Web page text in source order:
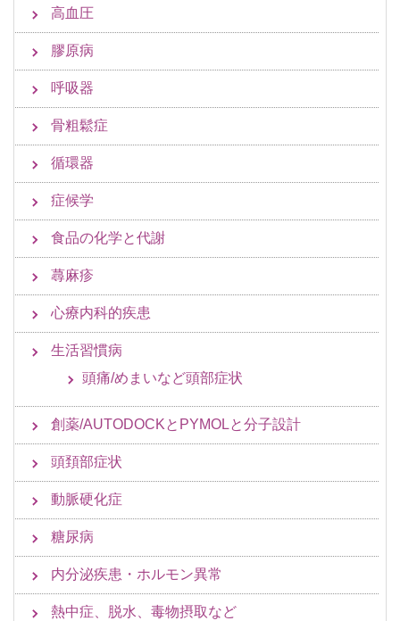
高血圧
膠原病
呼吸器
骨粗鬆症
循環器
症候学
食品の化学と代謝
蕁麻疹
心療内科的疾患
生活習慣病
頭痛/めまいなど頭部症状
創薬/AUTODOCKとPYMOLと分子設計
頭頚部症状
動脈硬化症
糖尿病
内分泌疾患・ホルモン異常
熱中症、脱水、毒物摂取など